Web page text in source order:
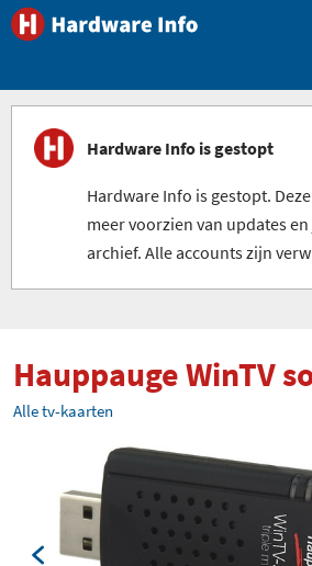
Hardware Info is gestopt
Hardware Info is gestopt.
meer voorzien van updates
archief. Alle accounts zijn
Hauppauge WinTV
Alle tv-kaarten